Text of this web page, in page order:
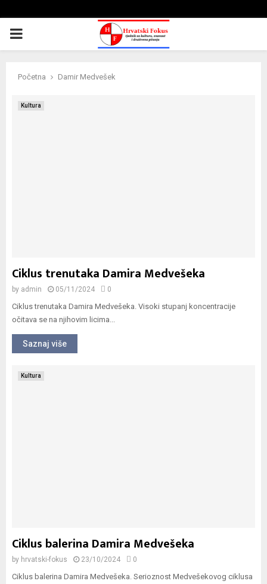
PRIMARY
Početna Damir Medvešek
Kultura
Ciklus trenutaka Damira Medvešeka
by admin 05/11/2024 0
Ciklus trenutaka Damira Medvešeka. Visoki stupanj koncentracije
očitava se na njihovim licima...
Saznaj više
Kultura
Ciklus balerina Damira Medvešeka
by hrvatski-fokus 23/10/2024 0
Ciklus balerina Damira Medvešeka. Serioznost Medvešekovog ciklusa